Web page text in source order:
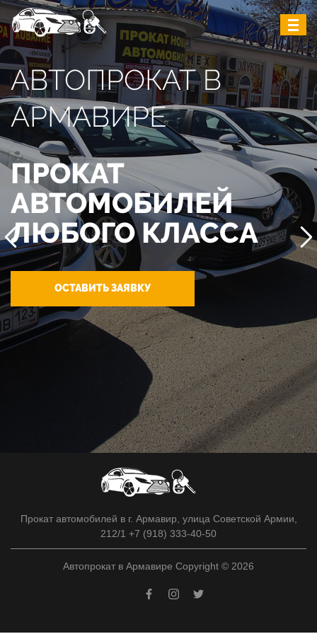
АВТОПРОКАТ В
АРМАВИРЕ
ПРОКАТ
АВТОМОБИЛЕЙ
ЛЮБОГО КЛАССА
ОСТАВИТЬ ЗАЯВКУ
Прокат автомобилей в г. Армавир, улица Советской Армии,
212/1 +7 (918) 333-40-50
Автопрокат в Армавире Copyright © 2026